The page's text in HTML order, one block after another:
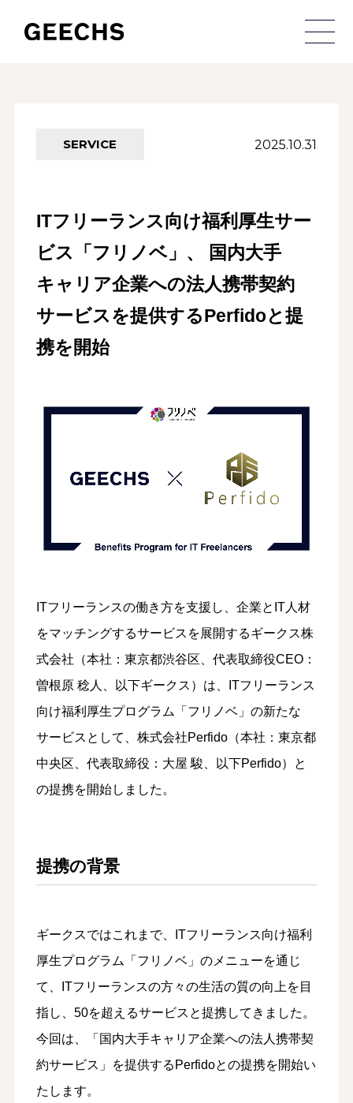
SERVICE 2025.10.31
ITフリーランス向け福利厚生サー
ビス「フリノベ」、 国内大手
キャリア企業への法人携帯契約
サービスを提供するPerfidoと提
携を開始
ITフリーランスの働き方を支援し、企業とIT人材
をマッチングするサービスを展開するギークス株
式会社（本社：東京都渋谷区、代表取締役CEO：
曽根原 稔人、以下ギークス）は、ITフリーランス
向け福利厚生プログラム「フリノベ」の新たな
サービスとして、株式会社Perfido（本社：東京都
中央区、代表取締役：大屋 駿、以下Perfido）と
の提携を開始しました。
提携の背景
ギークスではこれまで、ITフリーランス向け福利
厚生プログラム「フリノベ」のメニューを通じ
て、ITフリーランスの方々の生活の質の向上を目
指し、50を超えるサービスと提携してきました。
今回は、「国内大手キャリア企業への法人携帯契
約サービス」を提供するPerfidoとの提携を開始い
たします。